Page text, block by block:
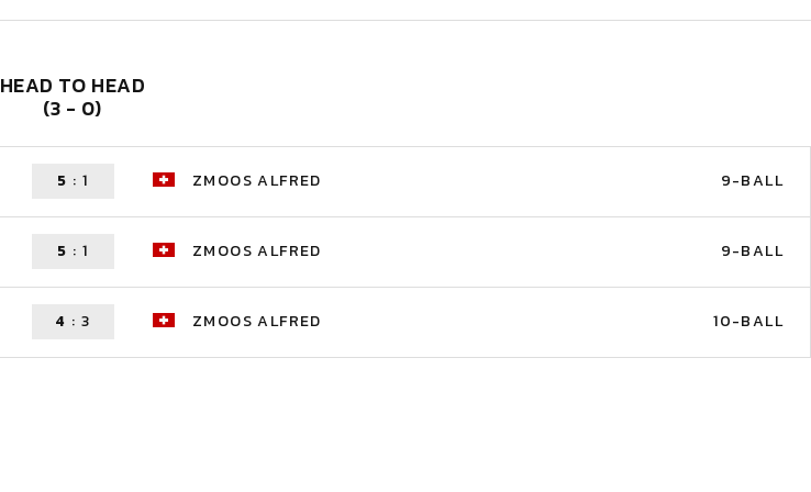
HEAD TO HEAD
(3 - 0)
5 :1 ZMOOS ALFRED 9-BALL
5 :1 ZMOOS ALFRED 9-BALL
4 :3 ZMOOS ALFRED 10-BALL